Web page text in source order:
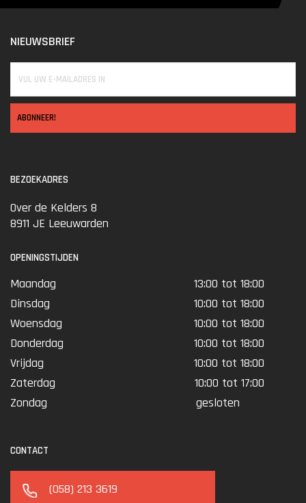
NIEUWSBRIEF
ABONNEER!
BEZOEKADRES
Over de Kelders 8
8911 JE Leeuwarden
OPENINGSTIJDEN
Maandag
13:00 tot 18:00
Dinsdag
10:00 tot 18:00
Woensdag
10:00 tot 18:00
Donderdag
10:00 tot 18:00
Vrijdag
10:00 tot 18:00
Zaterdag
10:00 tot 17:00
Zondag
gesloten
CONTACT
(058) 213 3619